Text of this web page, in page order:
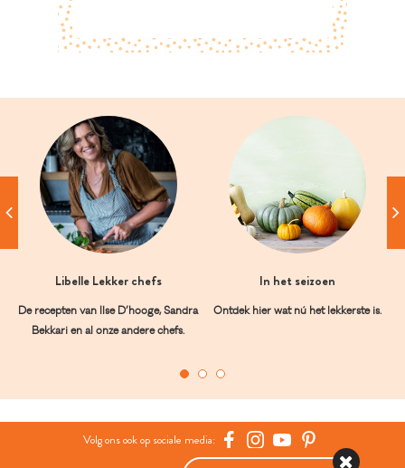
Libelle Lekker chefs
De recepten van Ilse D’hooge, Sandra
Bekkari en al onze andere chefs.
In het seizoen
Ontdek hier wat nú het lekkerste is.
Volg ons ook op sociale media: